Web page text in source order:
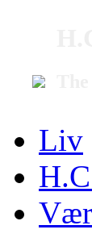
Liv